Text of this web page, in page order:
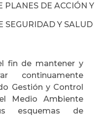
PLANES DE ACCIÓN Y
SEGURIDAD Y SALUD
fin de mantener y
continuamente
Gestión y Control
Medio Ambiente
esquemas de